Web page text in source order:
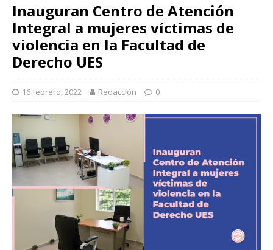
Inauguran Centro de Atención
Integral a mujeres víctimas de
violencia en la Facultad de
Derecho UES
16 febrero, 2022 Redacción 0